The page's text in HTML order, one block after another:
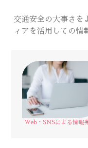
交通安全の大事さを
ィアを活用しての情
Web・SNSによる情報